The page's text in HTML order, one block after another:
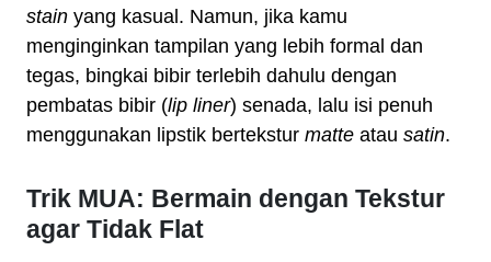
stain yang kasual. Namun, jika kamu
menginginkan tampilan yang lebih formal dan
tegas, bingkai bibir terlebih dahulu dengan
pembatas bibir (lip liner) senada, lalu isi penuh
menggunakan lipstik bertekstur matte atau satin.
Trik MUA: Bermain dengan Tekstur
agar Tidak Flat